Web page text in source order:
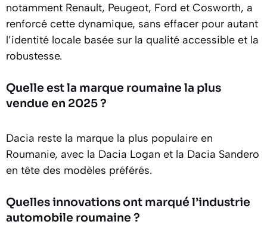
notamment Renault, Peugeot, Ford et Cosworth, a
renforcé cette dynamique, sans effacer pour autant
l’identité locale basée sur la qualité accessible et la
robustesse.
Quelle est la marque roumaine la plus
vendue en 2025 ?
Dacia reste la marque la plus populaire en
Roumanie, avec la Dacia Logan et la Dacia Sandero
en tête des modèles préférés.
Quelles innovations ont marqué l’industrie
automobile roumaine ?